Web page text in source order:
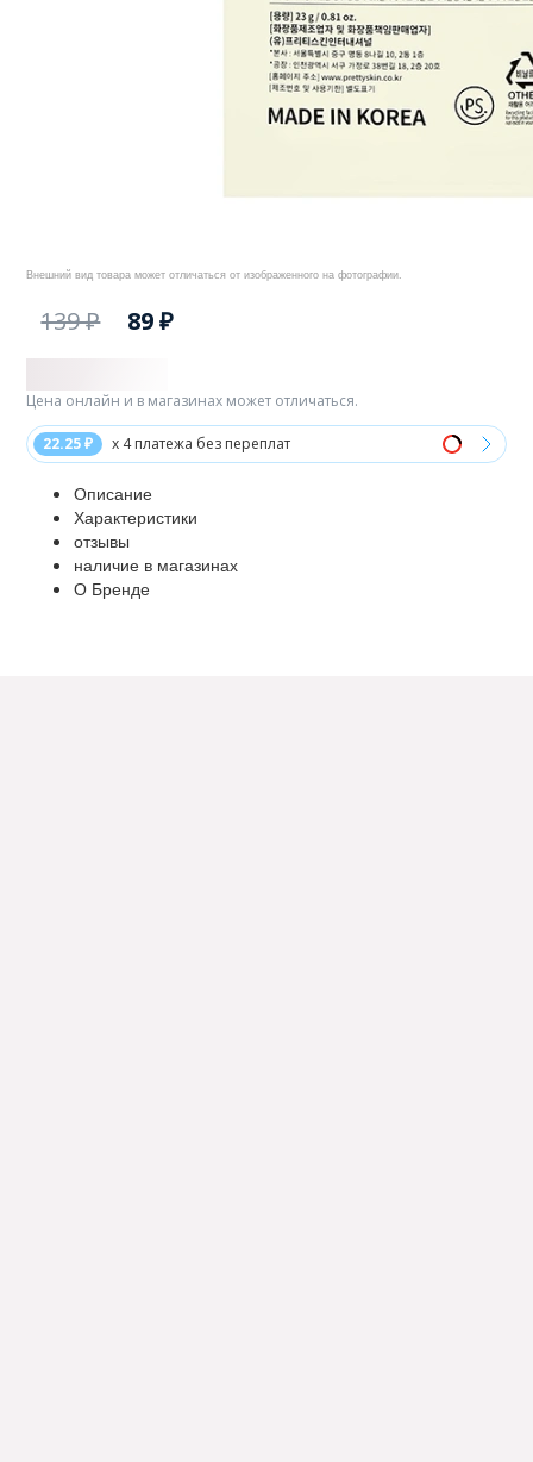
Внешний вид товара может отличаться от изображенного на фотографии.
139 ₽ 89 ₽
22.25 ₽ x 4 платежа без переплат
Цена онлайн и в магазинах может отличаться.
Описание
Характеристики
отзывы
наличие в магазинах
О Бренде